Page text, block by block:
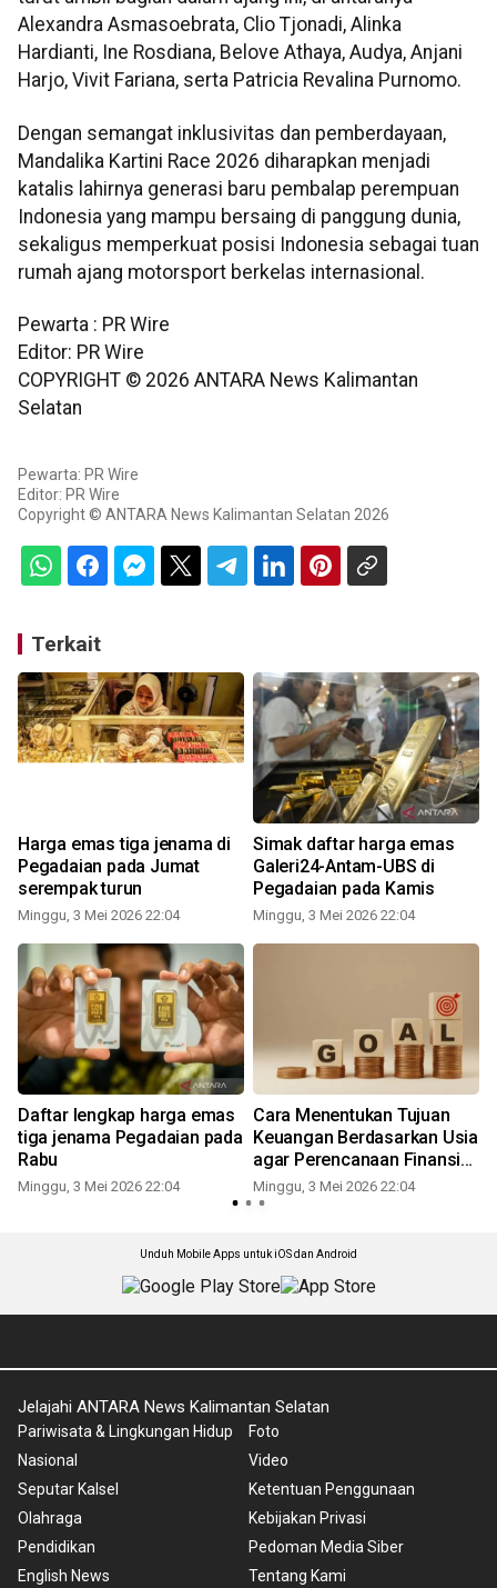
Alexandra Asmasoebrata, Clio Tjonadi, Alinka
Hardianti, Ine Rosdiana, Belove Athaya, Audya, Anjani
Harjo, Vivit Fariana, serta Patricia Revalina Purnomo.
Dengan semangat inklusivitas dan pemberdayaan,
Mandalika Kartini Race 2026 diharapkan menjadi
katalis lahirnya generasi baru pembalap perempuan
Indonesia yang mampu bersaing di panggung dunia,
sekaligus memperkuat posisi Indonesia sebagai tuan
rumah ajang motorsport berkelas internasional.
Pewarta : PR Wire
Editor: PR Wire
COPYRIGHT © 2026 ANTARA News Kalimantan
Selatan
Pewarta: PR Wire
Editor: PR Wire
Copyright © ANTARA News Kalimantan Selatan 2026
Terkait
Harga emas tiga jenama di
Pegadaian pada Jumat
serempak turun
Minggu, 3 Mei 2026 22:04
Simak daftar harga emas
Galeri24-Antam-UBS di
Pegadaian pada Kamis
Minggu, 3 Mei 2026 22:04
Daftar lengkap harga emas
tiga jenama Pegadaian pada
Rabu
Minggu, 3 Mei 2026 22:04
Cara Menentukan Tujuan
Keuangan Berdasarkan Usia
agar Perencanaan Finansial
Lebih Tepat
Minggu, 3 Mei 2026 22:04
Unduh Mobile Apps untuk iOS dan Android
Jelajahi ANTARA News Kalimantan Selatan
Pariwisata & Lingkungan Hidup
Nasional
Seputar Kalsel
Olahraga
Pendidikan
English News
Foto
Video
Ketentuan Penggunaan
Kebijakan Privasi
Pedoman Media Siber
Tentang Kami